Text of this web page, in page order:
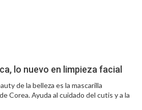
lo nuevo en limpieza facial
de la belleza es la mascarilla
Corea. Ayuda al cuidado del cutis y a la